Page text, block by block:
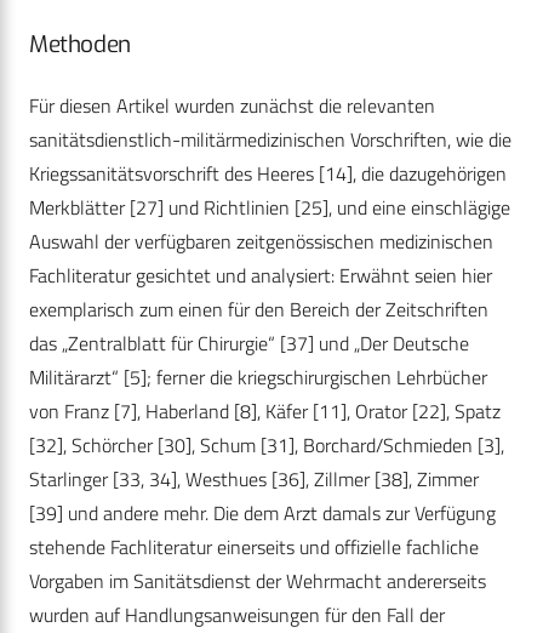
Methoden
Für diesen Artikel wurden zunächst die relevanten
sanitätsdienstlich-militärmedizinischen Vorschriften, wie die
Kriegssanitätsvorschrift des Heeres [14], die dazugehörigen
Merkblätter [27] und Richtlinien [25], und eine einschlägige
Auswahl der verfügbaren zeitgenössischen medizinischen
Fachliteratur gesichtet und analysiert: Erwähnt seien hier
exemplarisch zum einen für den Bereich der Zeitschriften
das „Zentralblatt für Chirurgie“ [37] und „Der Deutsche
Militärarzt“ [5]; ferner die kriegschirurgischen Lehrbücher
von Franz [7], Haberland [8], Käfer [11], Orator [22], Spatz
[32], Schörcher [30], Schum [31], Borchard/Schmieden [3],
Starlinger [33, 34], Westhues [36], Zillmer [38], Zimmer
[39] und andere mehr. Die dem Arzt damals zur Verfügung
stehende Fachliteratur einerseits und offizielle fachliche
Vorgaben im Sanitätsdienst der Wehrmacht andererseits
wurden auf Handlungsanweisungen für den Fall der